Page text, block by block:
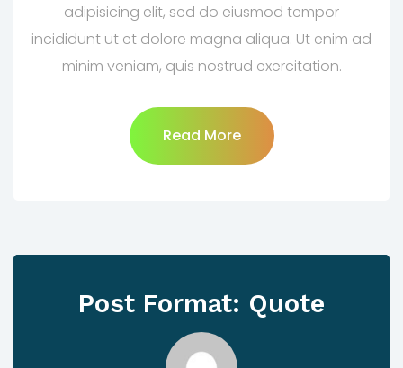
adipisicing elit, sed do eiusmod tempor
incididunt ut et dolore magna aliqua. Ut enim ad
minim veniam, quis nostrud exercitation.
Read More
Post Format: Quote